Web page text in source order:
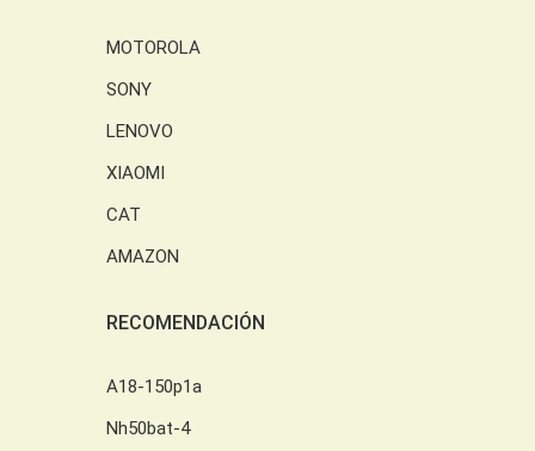
MOTOROLA
SONY
LENOVO
XIAOMI
CAT
AMAZON
RECOMENDACIÓN
A18-150p1a
Nh50bat-4